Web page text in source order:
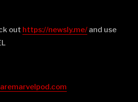
out ⁠⁠⁠⁠⁠⁠⁠⁠⁠⁠⁠⁠⁠⁠⁠⁠⁠⁠⁠⁠⁠⁠⁠⁠⁠⁠⁠⁠⁠⁠⁠⁠⁠⁠⁠⁠⁠⁠⁠⁠⁠⁠⁠⁠⁠⁠⁠⁠⁠⁠https://newsly.me/⁠⁠⁠⁠⁠⁠⁠⁠⁠⁠⁠⁠⁠⁠⁠⁠⁠⁠⁠⁠⁠⁠⁠⁠⁠⁠⁠⁠⁠⁠⁠⁠⁠⁠⁠⁠⁠⁠⁠⁠⁠⁠⁠⁠⁠⁠⁠⁠⁠⁠ and use